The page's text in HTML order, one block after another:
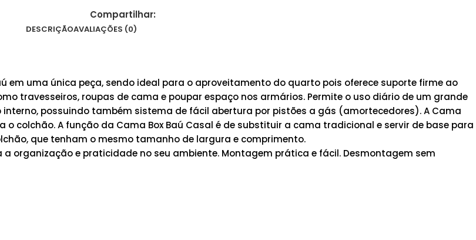
Compartilhar:
DESCRIÇÃOAVALIAÇÕES (0)
em uma única peça, sendo ideal para o aproveitamento do quarto pois oferece suporte firme ao
travesseiros, roupas de cama e poupar espaço nos armários. Permite o uso diário de um grande
possuindo também sistema de fácil abertura por pistões a gás (amortecedores). A Cama
o colchão. A função da Cama Box Baú Casal é de substituir a cama tradicional e servir de base para
que tenham o mesmo tamanho de largura e comprimento.
organização e praticidade no seu ambiente. Montagem prática e fácil. Desmontagem sem